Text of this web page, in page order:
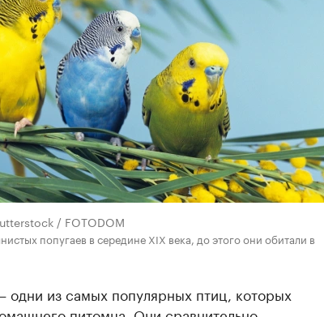
/ FOTODOM
попугаев в середине XIX века, до этого они обитали в
одни из самых популярных птиц, которых